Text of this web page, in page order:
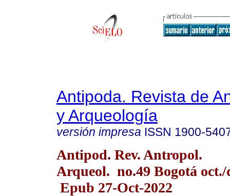
Antipoda. Revista de
y Arqueología
versión impresa ISSN 1900-
Antipod. Rev. Antropol.
Arqueol. no.49 Bogotá oct./
Epub 27-Oct-2022